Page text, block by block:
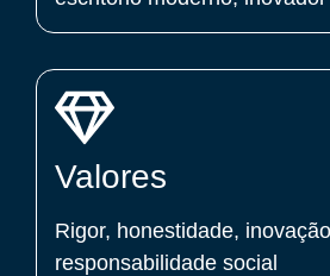
Valores
Rigor, honestidade,
responsabilidade social